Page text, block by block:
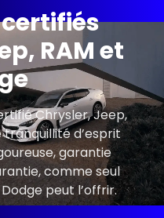
RAM et
Chrysler, Jeep,
tranquillité d’esprit
garantie
comme seul
peut l’offrir.